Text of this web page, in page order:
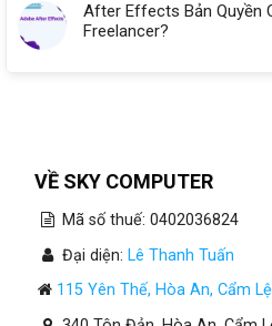
Cho
After Effects Bản Quyền
Freelancer?
VỀ SKY COMPUTER
Mã số thuế: 0402036824
Đại diện: Lê Thanh Tuấn
115 Yên Thế, Hòa An, Cẩm